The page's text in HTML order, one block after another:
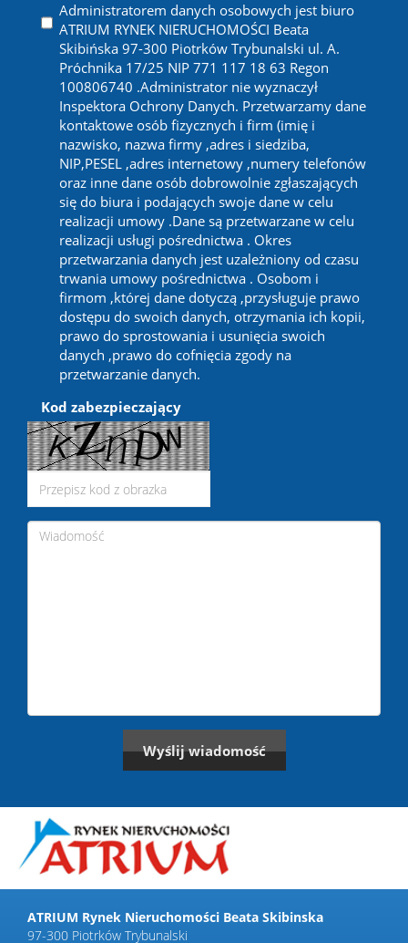
Administratorem danych osobowych jest biuro
ATRIUM RYNEK NIERUCHOMOŚCI Beata
Skibińska 97-300 Piotrków Trybunalski ul. A.
Próchnika 17/25 NIP 771 117 18 63 Regon
100806740 .Administrator nie wyznaczył
Inspektora Ochrony Danych. Przetwarzamy dane
kontaktowe osób fizycznych i firm (imię i
nazwisko, nazwa firmy ,adres i siedziba,
NIP,PESEL ,adres internetowy ,numery telefonów
oraz inne dane osób dobrowolnie zgłaszających
się do biura i podających swoje dane w celu
realizacji umowy .Dane są przetwarzane w celu
realizacji usługi pośrednictwa . Okres
przetwarzania danych jest uzależniony od czasu
trwania umowy pośrednictwa . Osobom i
firmom ,której dane dotyczą ,przysługuje prawo
dostępu do swoich danych, otrzymania ich kopii,
prawo do sprostowania i usunięcia swoich
danych ,prawo do cofnięcia zgody na
przetwarzanie danych.
Kod zabezpieczający
ATRIUM Rynek Nieruchomości Beata Skibinska
97-300 Piotrków Trybunalski